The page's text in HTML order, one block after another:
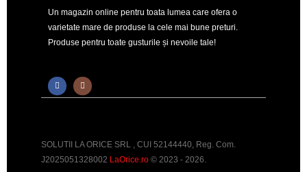
Un magazin online pentru toata lumea care ofera o
varietate mare de produse la cele mai bune preturi.
Produse pentru toate gusturile și nevoile tale!
SOLUTII LA ORICE SRL , CUI 52144440, Reg. Com.
J2025051328002
LaOrice.ro © 2023 - 2026.